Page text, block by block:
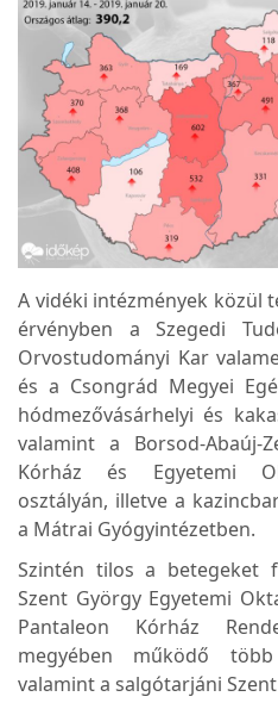
A vidéki intézmények közül
érvényben a Szegedi
Orvostudományi Kar
és a Csongrád Megyei
hódmezővásárhelyi és
valamint a Borsod-Abaúj-
Kórház és Egyetemi
osztályán, illetve a
a Mátrai Gyógyintézetben.
Szintén tilos a betegeket
Szent György Egyetemi
Pantaleon Kórház
megyében működő
valamint a salgótarjáni